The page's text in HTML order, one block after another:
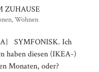
ZUHAUSE
,Wohnen
SYMFONISK. Ich
haben diesen (IKEA-)
Monaten, oder?